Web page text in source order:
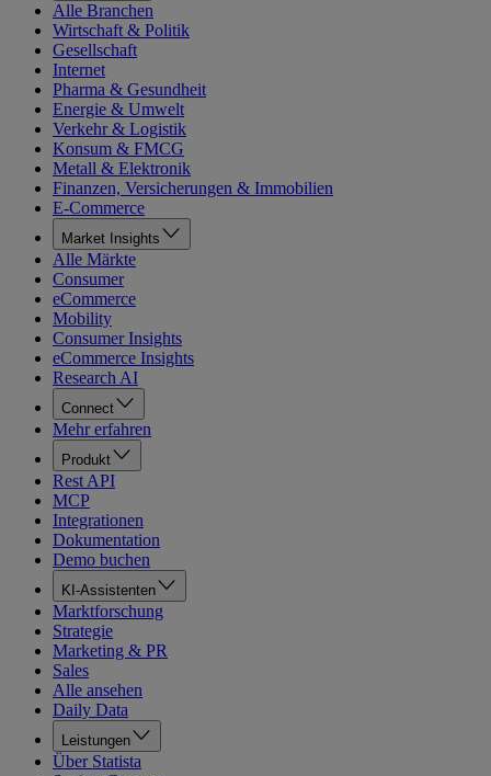
Alle Branchen
Wirtschaft & Politik
Gesellschaft
Internet
Pharma & Gesundheit
Energie & Umwelt
Verkehr & Logistik
Konsum & FMCG
Metall & Elektronik
Finanzen, Versicherungen & Immobilien
E-Commerce
Market Insights
Alle Märkte
Consumer
eCommerce
Mobility
Consumer Insights
eCommerce Insights
Research AI
Connect
Mehr erfahren
Produkt
Rest API
MCP
Integrationen
Dokumentation
Demo buchen
KI-Assistenten
Marktforschung
Strategie
Marketing & PR
Sales
Alle ansehen
Daily Data
Leistungen
Über Statista